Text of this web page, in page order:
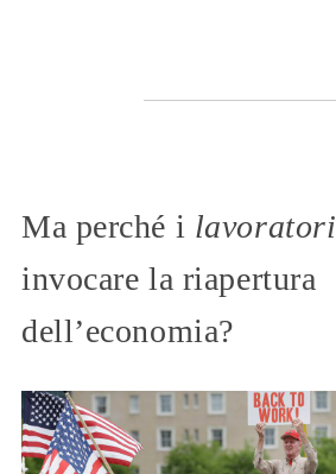
Ma perché i lavoratori
invocare la riapertura
dell’economia?